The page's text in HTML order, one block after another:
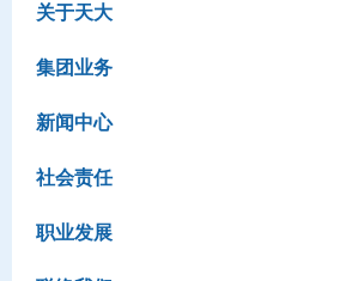
关于天大
集团业务
新闻中心
社会责任
职业发展